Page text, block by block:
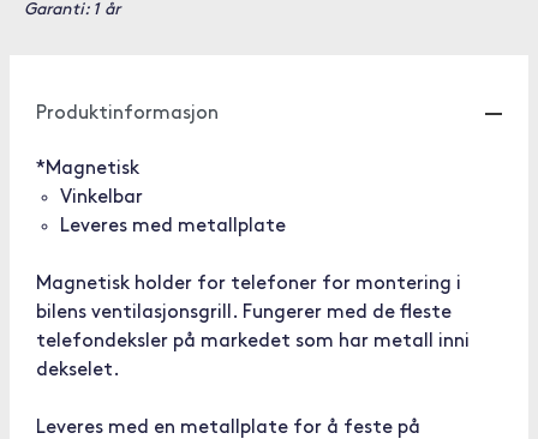
Garanti: 1 år
Produktinformasjon
*Magnetisk
Vinkelbar
Leveres med metallplate
Magnetisk holder for telefoner for montering i
bilens ventilasjonsgrill. Fungerer med de fleste
telefondeksler på markedet som har metall inni
dekselet.
Leveres med en metallplate for å feste på